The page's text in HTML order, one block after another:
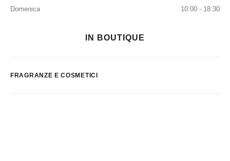
Domenica
10:00 - 18:30
IN BOUTIQUE
FRAGRANZE E COSMETICI